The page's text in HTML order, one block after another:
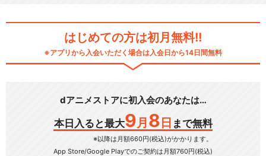
はじめての方は初月無料!!
※アプリから入会いただく場合は入会日から14日間無料
dアニメストアに初入会のあなたは…
本日入ると最大9 月 8 日 まで無料
※以降は月額660円(税込)がかかります。
App Store/Google Playでのご契約は月額760円(税込)